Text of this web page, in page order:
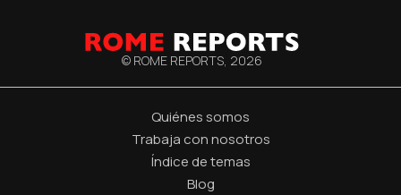
© ROME REPORTS, 2026
Quiénes somos
Trabaja con nosotros
Índice de temas
Blog